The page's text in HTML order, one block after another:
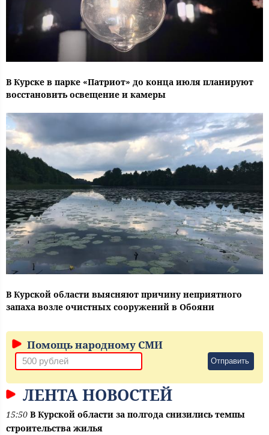
В Курске в парке «Патриот» до конца июля планируют
восстановить освещение и камеры
В Курской области выясняют причину неприятного
запаха возле очистных сооружений в Обояни
Помощь народному СМИ
Отправить
ЛЕНТА НОВОСТЕЙ
15:50 В Курской области за полгода снизились темпы
строительства жилья